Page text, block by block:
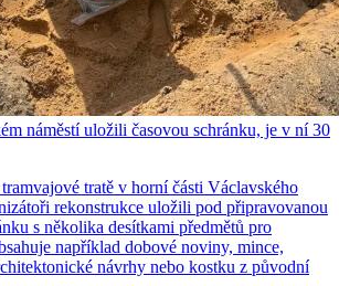
náměstí uložili časovou schránku, je v ní 30
tratě v horní části Václavského
rekonstrukce uložili pod připravovanou
s několika desítkami předmětů pro
například dobové noviny, mince,
návrhy nebo kostku z původní